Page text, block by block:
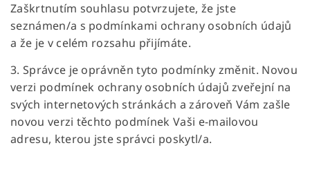
Zaškrtnutím souhlasu potvrzujete, že jste
seznámen/a s podmínkami ochrany osobních údajů
a že je v celém rozsahu přijímáte.
3. Správce je oprávněn tyto podmínky změnit. Novou
verzi podmínek ochrany osobních údajů zveřejní na
svých internetových stránkách a zároveň Vám zašle
novou verzi těchto podmínek Vaši e-mailovou
adresu, kterou jste správci poskytl/a.